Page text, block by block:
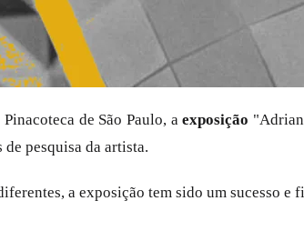
de São Paulo, aexposição
pesquisa da artista.
a exposição tem sido um sucesso e